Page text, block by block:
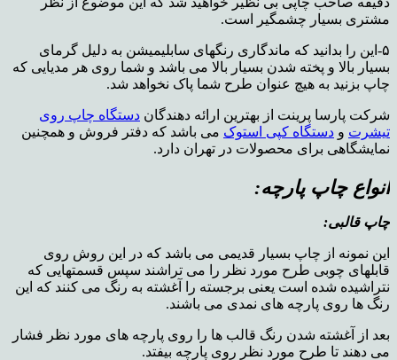
مشتری بسیار چشمگیر است.
۵-این را بدانید که ماندگاری رنگهای سابلیمیشن به دلیل گرمای
بسیار بالا و پخته شدن بسیار بالا می باشد و شما روی هر مدیایی که
چاپ بزنید به هیچ عنوان طرح شما پاک نخواهد شد.
شرکت پارسا پرینت از بهترین ارائه دهندگان دستگاه چاپ روی
تیشرت و دستگاه کپی استوک می باشد که دفتر فروش و همچنین
نمایشگاهی برای محصولات در تهران دارد.
انواع چاپ پارچه:
چاپ قالبی:
این نمونه از چاپ بسیار قدیمی می باشد که در این روش روی
قابلهای چوبی طرح مورد نظر را می تراشند سپس قسمتهایی که
نتراشیده شده است یعنی برجسته را آغشته به رنگ می کنند که این
رنگ ها روی پارچه های نمدی می باشند.
بعد از آغشته شدن رنگ قالب ها را روی پارچه های مورد نظر فشار
می دهند تا طرح مورد نظر روی پارچه بیفتد.